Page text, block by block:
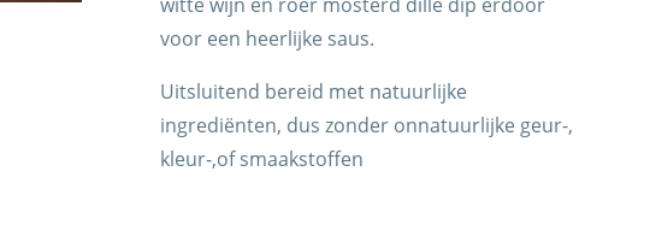
voor een heerlijke saus.
Uitsluitend bereid met natuurlijke
ingrediënten, dus zonder onnatuurlijke geur-,
kleur-,of smaakstoffen